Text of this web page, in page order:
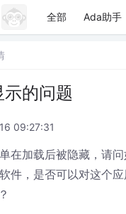
全部 Ada助手
的问题
09:27:31
在加载后被隐藏，请
件，是否可以对这个